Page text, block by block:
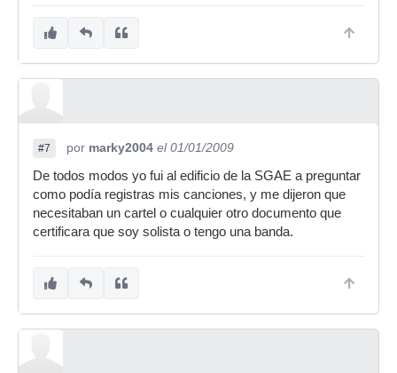
#7 por marky2004 el 01/01/2009
De todos modos yo fui al edificio de la SGAE a preguntar
como podía registras mis canciones, y me dijeron que
necesitaban un cartel o cualquier otro documento que
certificara que soy solista o tengo una banda.